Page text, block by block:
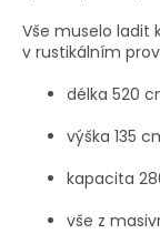
Vše muselo ladit
v rustikálním
délka 520
výška 135
kapacita
vše z